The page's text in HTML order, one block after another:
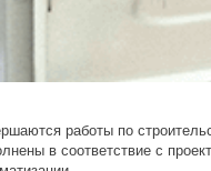
работы по
в соответствие с